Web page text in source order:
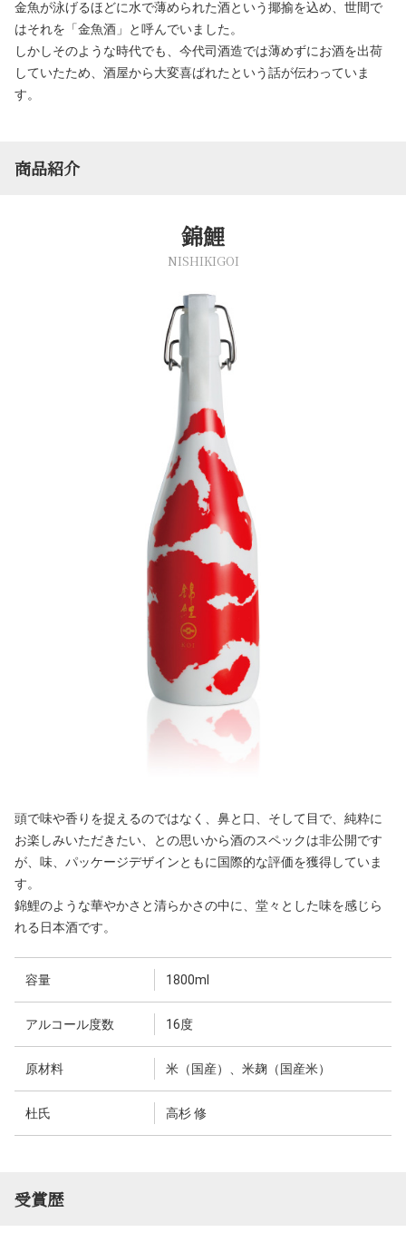
金魚が泳げるほどに水で薄められた酒という揶揄を込め、世間で
はそれを「金魚酒」と呼んでいました。
しかしそのような時代でも、今代司酒造では薄めずにお酒を出荷
していたため、酒屋から大変喜ばれたという話が伝わっていま
す。
商品紹介
錦鯉
NISHIKIGOI
頭で味や香りを捉えるのではなく、鼻と口、そして目で、純粋に
お楽しみいただきたい、との思いから酒のスペックは非公開です
が、味、パッケージデザインともに国際的な評価を獲得していま
す。
錦鯉のような華やかさと清らかさの中に、堂々とした味を感じら
れる日本酒です。
容量 1800ml
アルコール度数 16度
原材料 米（国産）、米麹（国産米）
杜氏 高杉 修
受賞歴